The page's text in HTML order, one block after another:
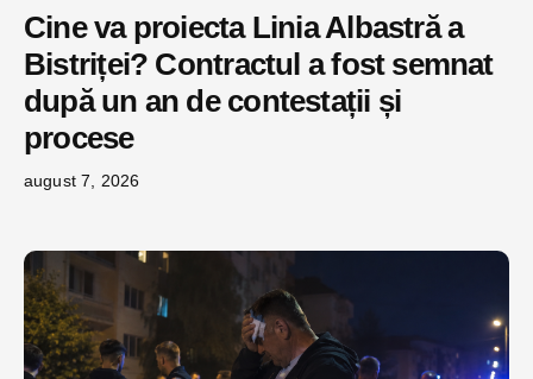
Cine va proiecta Linia Albastră a
Bistriței? Contractul a fost semnat
după un an de contestații și
procese
august 7, 2026